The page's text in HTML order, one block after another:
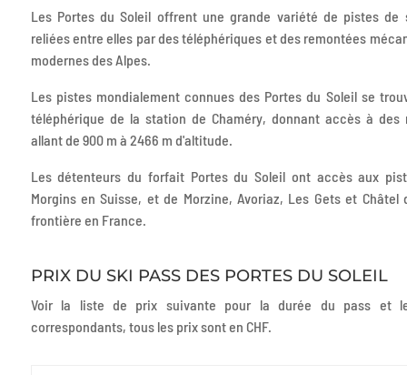
Les Portes du Soleil offrent une grande variété de pistes de
reliées entre elles par des téléphériques et des remontées
modernes des Alpes.
Les pistes mondialement connues des Portes du Soleil se
téléphérique de la station de Chaméry, donnant accès à des
allant de 900 m à 2466 m d'altitude.
Les détenteurs du forfait Portes du Soleil ont accès aux
Morgins en Suisse, et de Morzine, Avoriaz, Les Gets et
frontière en France.
PRIX DU SKI PASS DES PORTES DU SOLEIL
Voir la liste de prix suivante pour la durée du pass et
correspondants, tous les prix sont en CHF.